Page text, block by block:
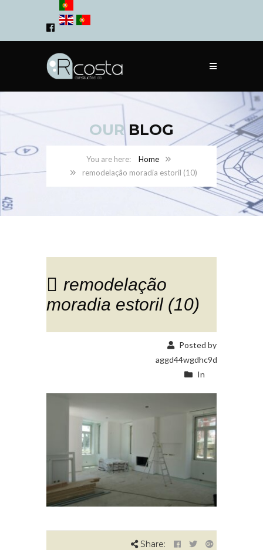
OURBLOG
Home
remodelação moradia estoril (10)
remodelação
moradia estoril (10)
Posted by
aggd44wgdhc9d
In
Share: